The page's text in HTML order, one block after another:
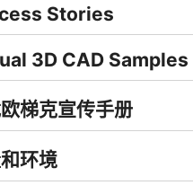
Stories
3D CAD Samples
梯克宣传手册
环境